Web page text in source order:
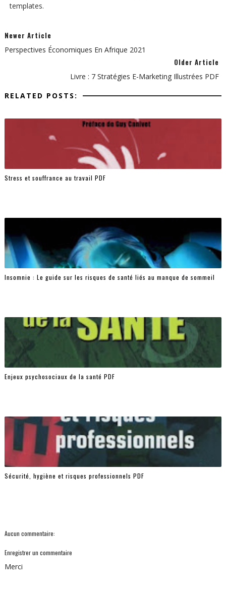
templates.
Newer Article
Perspectives Économiques En Afrique 2021
Older Article
Livre : 7 Stratégies E-Marketing Illustrées PDF
RELATED POSTS:
Stress et souffrance au travail PDF
Insomnie : Le guide sur les risques de santé liés au manque de sommeil
Enjeux psychosociaux de la santé PDF
Sécurité, hygiène et risques professionnels PDF
Aucun commentaire:
Enregistrer un commentaire
Merci